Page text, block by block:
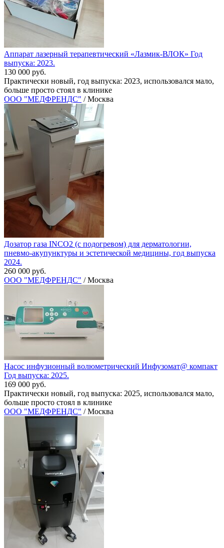
Аппарат лазерный терапевтический «Лазмик-ВЛОК» Год
выпуска: 2023.
130 000 руб.
Практически новый, год выпуска: 2023, использовался мало,
больше просто стоял в клинике
ООО "МЕДФРЕНДС" / Москва
Дозатор газа INCO2 (с подогревом) для дерматологии,
пневмо-акупунктуры и эстетической медицины, год выпуска
2024.
260 000 руб.
ООО "МЕДФРЕНДС" / Москва
Насос инфузионный волюметрический Инфузомат@ компакт
Год выпуска: 2025.
169 000 руб.
Практически новый, год выпуска: 2025, использовался мало,
больше просто стоял в клинике
ООО "МЕДФРЕНДС" / Москва